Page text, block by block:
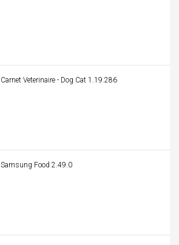
Carnet Veterinaire - Dog Cat 1.19.286
Samsung Food 2.49.0